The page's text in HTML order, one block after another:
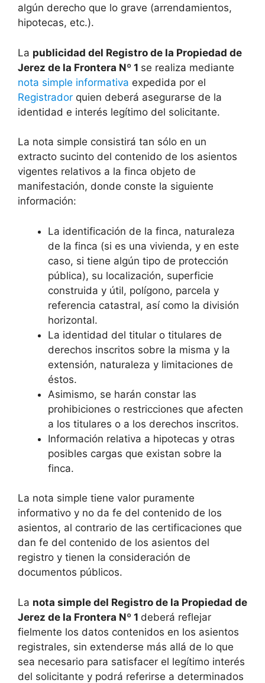
algún derecho que lo grave (arrendamientos,
hipotecas, etc.).
La publicidad del Registro de la Propiedad de
Jerez de la Frontera Nº 1 se realiza mediante
nota simple informativa expedida por el
Registrador quien deberá asegurarse de la
identidad e interés legítimo del solicitante.
La nota simple consistirá tan sólo en un
extracto sucinto del contenido de los asientos
vigentes relativos a la finca objeto de
manifestación, donde conste la siguiente
información:
La identificación de la finca, naturaleza
de la finca (si es una vivienda, y en este
caso, si tiene algún tipo de protección
pública), su localización, superficie
construida y útil, polígono, parcela y
referencia catastral, así como la división
horizontal.
La identidad del titular o titulares de
derechos inscritos sobre la misma y la
extensión, naturaleza y limitaciones de
éstos.
Asimismo, se harán constar las
prohibiciones o restricciones que afecten
a los titulares o a los derechos inscritos.
Información relativa a hipotecas y otras
posibles cargas que existan sobre la
finca.
La nota simple tiene valor puramente
informativo y no da fe del contenido de los
asientos, al contrario de las certificaciones que
dan fe del contenido de los asientos del
registro y tienen la consideración de
documentos públicos.
La nota simple del Registro de la Propiedad de
Jerez de la Frontera Nº 1 deberá reflejar
fielmente los datos contenidos en los asientos
registrales, sin extenderse más allá de lo que
sea necesario para satisfacer el legítimo interés
del solicitante y podrá referirse a determinados